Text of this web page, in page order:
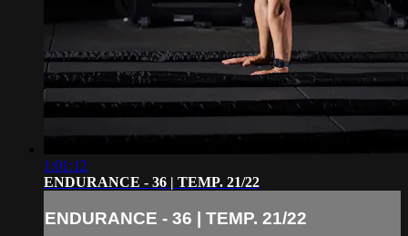
1:01:12
ENDURANCE - 36 | TEMP. 21/22
ENDURANCE - 36 | TEMP. 21/22